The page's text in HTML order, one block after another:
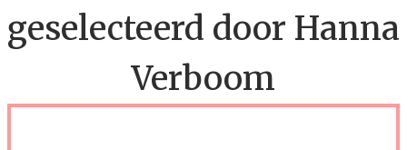
geselecteerd door Hanna
Verboom